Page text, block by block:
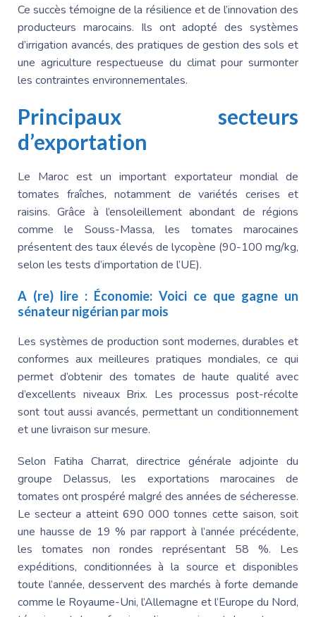
Ce succès témoigne de la résilience et de l’innovation des
producteurs marocains. Ils ont adopté des systèmes
d’irrigation avancés, des pratiques de gestion des sols et
une agriculture respectueuse du climat pour surmonter
les contraintes environnementales.
Principaux secteurs
d’exportation
Le Maroc est un important exportateur mondial de
tomates fraîches, notamment de variétés cerises et
raisins. Grâce à l’ensoleillement abondant de régions
comme le Souss-Massa, les tomates marocaines
présentent des taux élevés de lycopène (90-100 mg/kg,
selon les tests d’importation de l’UE).
A (re) lire : Économie: Voici ce que gagne un
sénateur nigérian par mois
Les systèmes de production sont modernes, durables et
conformes aux meilleures pratiques mondiales, ce qui
permet d’obtenir des tomates de haute qualité avec
d’excellents niveaux Brix. Les processus post-récolte
sont tout aussi avancés, permettant un conditionnement
et une livraison sur mesure.
Selon Fatiha Charrat, directrice générale adjointe du
groupe Delassus, les exportations marocaines de
tomates ont prospéré malgré des années de sécheresse.
Le secteur a atteint 690 000 tonnes cette saison, soit
une hausse de 19 % par rapport à l’année précédente,
les tomates non rondes représentant 58 %. Les
expéditions, conditionnées à la source et disponibles
toute l’année, desservent des marchés à forte demande
comme le Royaume-Uni, l’Allemagne et l’Europe du Nord,